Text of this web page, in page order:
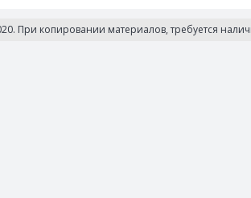
При копировании материалов, требуется